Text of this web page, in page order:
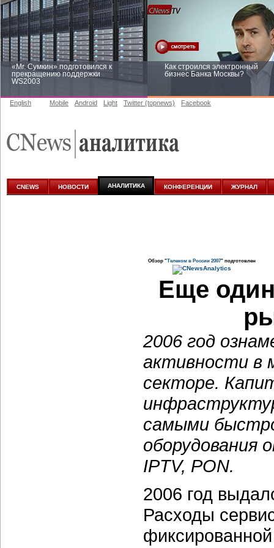
«Mr. Сумкин» подготовился к
прекращению поддержки
WS2003
Как строился электронный
бизнес Банка Москвы?
аналитике
English Mobile Android Light Twitter (topnews) Facebook
CNEWS НОВОСТИ АНАЛИТИКА КОНФЕРЕНЦИИ ЖУРНАЛ
Обзор "Телеком в России 2007" подготовлен
Еще
2006 год
активности в
секторе.
самыми
оборудования
IPTV, PON.
2006 год
Расходы